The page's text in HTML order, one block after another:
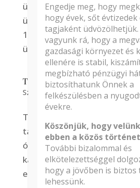
ügyfélszolgálat. Az új év első
ügyfélszolgálati napja 2025.
16 között lesz. Kellemes
ünnepeket és boldog új
Tagi portál karbantartás
Szerző:Szilvia_Tohai|okt 28, 2025
Tájékoztatjuk Tisztelt
tagi portál a mai napon
órától előreláthatólag 23
karbantartási munkálatok
elérhető. Megértésüket
Engedje meg, hogy
hogy évek, sőt évtizedek
tagjaként
vagyunk rá, hogy a
gazdasági környezet és
ellenére is stabil,
megbízható pénzügyi
biztosíthatunk Önnek a
felkészülésben a
évekre.
Köszönjük, hogy
ebben a közös
További bizalommal és
elkötelezettséggel
hogy a jövőben is biztos
lehessünk.